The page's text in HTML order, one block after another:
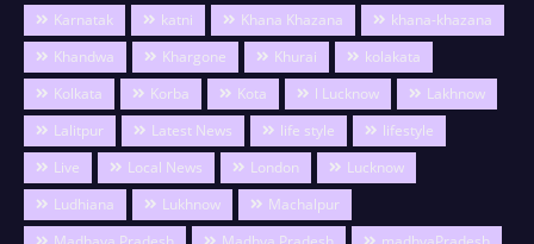
Karnatak
katni Khana Khazana
khana-khazana
Khandwa
Khargone Khurai
kolakata
Kolkata
Korba Kota l Lucknow
Lakhnow
Lalitpur
Latest News life style
lifestyle
Live
Local News London
Lucknow
Ludhiana
Lukhnow
Machalpur